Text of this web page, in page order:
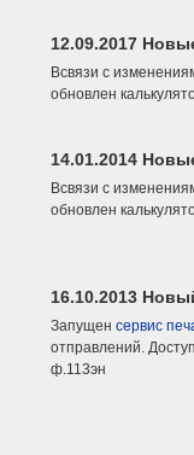
12.09.2017
Всвязи с
обновлен
14.01.2014
Всвязи с
обновлен
16.10.2013
Запущен сервис
отправлений.
ф.113эн